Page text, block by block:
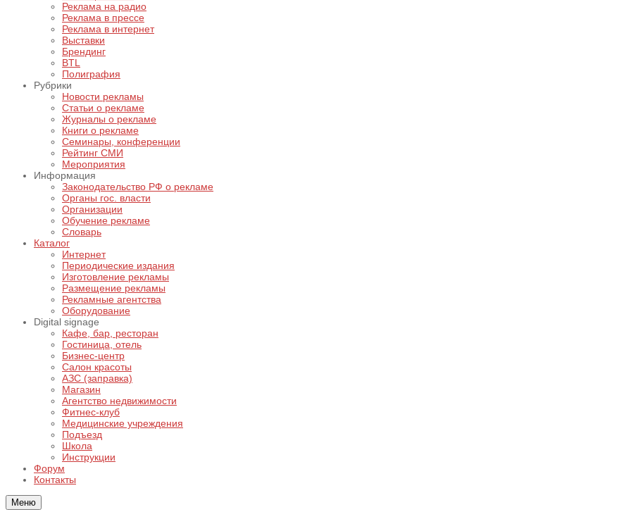
Реклама на радио
Реклама в прессе
Реклама в интернет
Выставки
Брендинг
BTL
Полиграфия
Рубрики
Новости рекламы
Статьи о рекламе
Журналы о рекламе
Книги о рекламе
Семинары, конференции
Рейтинг СМИ
Мероприятия
Информация
Законодательство РФ о рекламе
Органы гос. власти
Организации
Обучение рекламе
Словарь
Каталог
Интернет
Периодические издания
Изготовление рекламы
Размещение рекламы
Рекламные агентства
Оборудование
Digital signage
Кафе, бар, ресторан
Гостиница, отель
Бизнес-центр
Салон красоты
АЗС (заправка)
Магазин
Агентство недвижимости
Фитнес-клуб
Медицинские учреждения
Подъезд
Школа
Инструкции
Форум
Контакты
Меню